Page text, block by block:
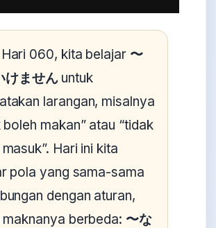
060, kita belajar 〜
けませんuntuk
larangan, misalnya
boleh makan” atau “tidak
Hari ini kita
pola yang sama-sama
dengan aturan,
berbeda: 〜な